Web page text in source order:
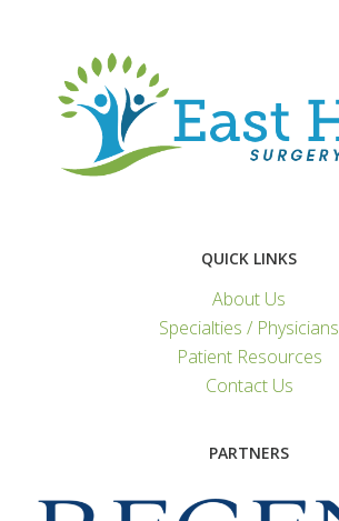
QUICK LINKS
About Us
Specialties / Physicians
Patient Resources
Contact Us
PARTNERS